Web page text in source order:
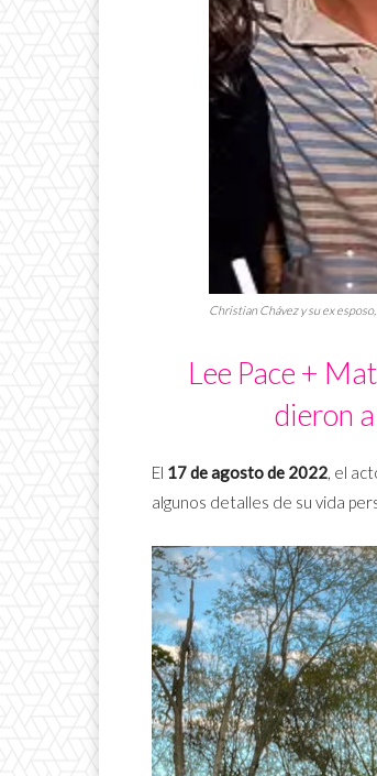
Christian Chávez y su ex
Lee Pace +
dieron
El 17 de agosto de 2022, el
algunos detalles de su vida